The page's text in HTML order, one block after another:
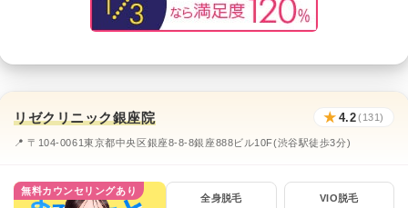
リゼクリニック銀座院 ★ 4.2(131)
📍 〒104-0061東京都中央区銀座8-8-8銀座888ビル10F(渋谷駅徒歩3分)
無料カウンセリングあり
全身脱毛 VIO脱毛